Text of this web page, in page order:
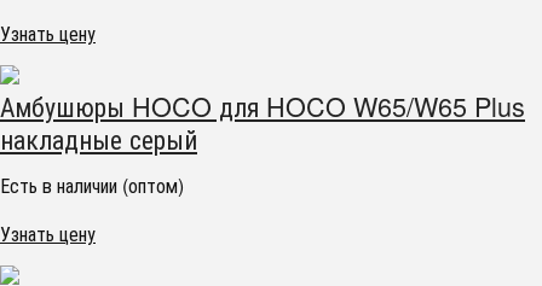
Узнать цену
Амбушюры HOCO для HOCO W65/W65 Plus
накладные серый
Есть в наличии (оптом)
Узнать цену